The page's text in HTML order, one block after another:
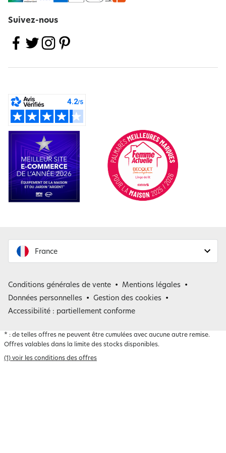
Suivez-nous
France
Belgique
Conditions générales de vente
Mentions légales
Données personnelles
Gestion des cookies
Accessibilité : partiellement conforme
* : de telles offres ne peuvent être cumulées avec aucune autre remise.
Offres valables dans la limite des stocks disponibles.
(1) voir les conditions des offres